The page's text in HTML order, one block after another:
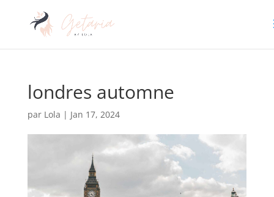
londres automne
par Lola | Jan 17, 2024